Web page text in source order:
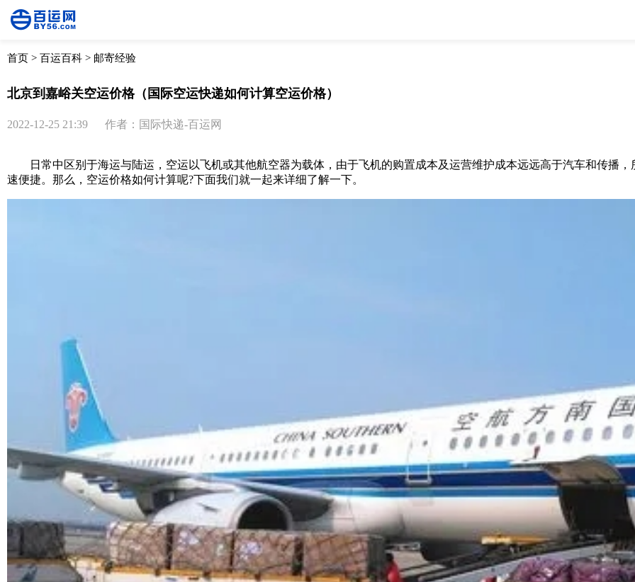
首页 > 百运百科 > 邮寄经验
北京到嘉峪关空运价格（国际空运快递如何计算空运价格）
2022-12-25 21:39 作者：国际快递-百运网
日常中区别于海运与陆运，空运以飞机或其他航空器为载体，由于飞机的购置成本及运营维护成本远远高于汽车和传播，
速便捷。那么，空运价格如何计算呢?下面我们就一起来详细了解一下。